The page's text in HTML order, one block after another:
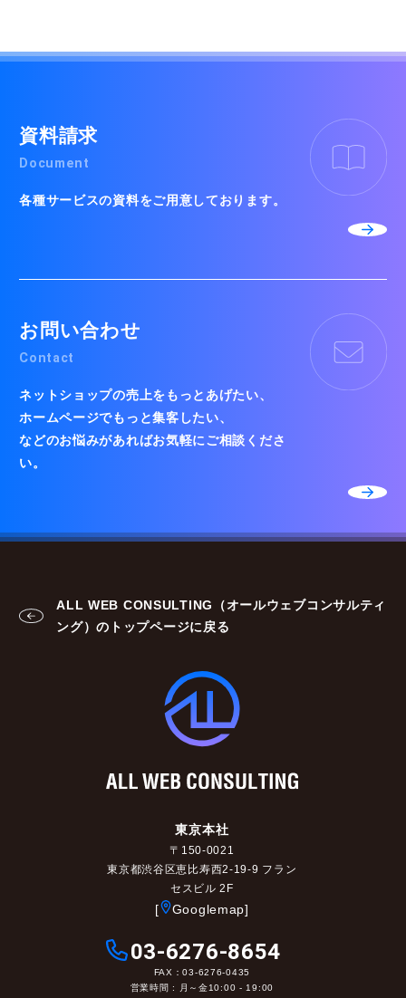
資料請求
Document
各種サービスの資料をご用意しております。
お問い合わせ
Contact
ネットショップの売上をもっとあげたい、
ホームページでもっと集客したい、
などのお悩みがあればお気軽にご相談くださ
い。
ALL WEB CONSULTING（オールウェブコンサルティ
ング）のトップページに戻る
東京本社
〒150-0021
東京都渋谷区恵比寿西2-19-9 フラン
セスビル 2F
[ Googlemap]
03-6276-8654
FAX：03-6276-0435
営業時間 : 月～金10:00 - 19:00